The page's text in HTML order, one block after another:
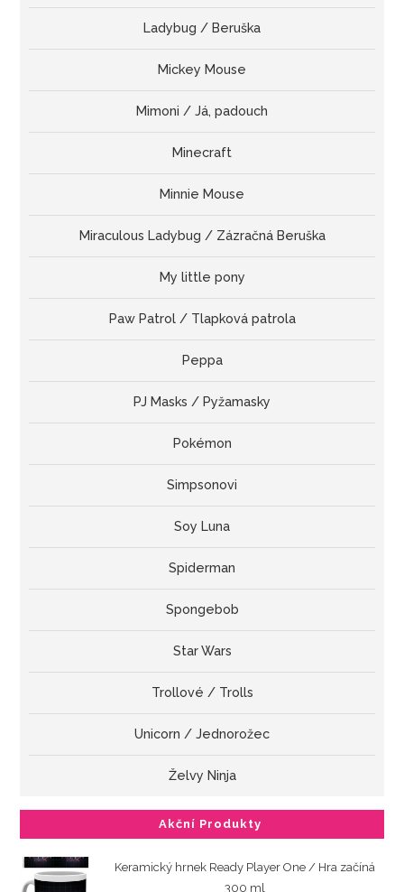
Ladybug / Beruška
Mickey Mouse
Mimoni / Já, padouch
Minecraft
Minnie Mouse
Miraculous Ladybug / Zázračná Beruška
My little pony
Paw Patrol / Tlapková patrola
Peppa
PJ Masks / Pyžamasky
Pokémon
Simpsonovi
Soy Luna
Spiderman
Spongebob
Star Wars
Trollové / Trolls
Unicorn / Jednorožec
Želvy Ninja
Akční Produkty
Keramický hrnek Ready Player One / Hra začíná
300 ml